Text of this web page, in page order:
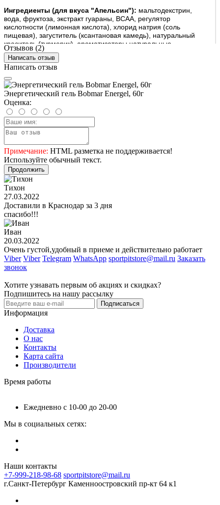
Ингредиенты (для вкуса "Апельсин"): мальтодекстрин,
вода, фруктоза, экстракт гуараны, ВСАА, регулятор
кислотности (лимонная кислота), хлорид натрия (соль
пищевая), загуститель (ксантановая камедь), натуральный
краситель (турмерик), ароматизаторы натуральные,
антиокислитель (аскорбиновая кислота), консервант (сорбат
калия), подсластитель (сукралоза).
Отзывов (2)
Написать отзыв
Написать отзыв
Энергетический гель Bobmar Energel, 60г
Оценка:
Примечание: HTML разметка не поддерживается!
Используйте обычный текст.
Продолжить
Тихон
27.03.2022
Доставили в Краснодар за 3 дня
спасибо!!!
Иван
20.03.2022
Очень густой,удобный в приеме и действительно работает
Viber Viber Telegram WhatsApp sportpitstore@mail.ru Заказать
звонок
Хотите узнавать первым об акциях и скидках?
Подпишитесь на нашу рассылку
Подписаться
Информация
Доставка
О нас
Контакты
Карта сайта
Производители
Время работы
Ежедневно с 10-00 до 20-00
Мы в социальных сетях:
Наши контакты
+7-999-218-98-68 sportpitstore@mail.ru
г.Санкт-Петербург Каменноостровский пр-кт 64 к1